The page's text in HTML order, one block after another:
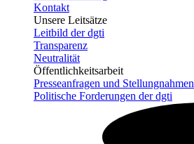
Kontakt
Unsere Leitsätze
Leitbild der dgti
Transparenz
Neutralität
Öffentlichkeitsarbeit
Presseanfragen und Stellungnahmen
Politische Forderungen der dgti